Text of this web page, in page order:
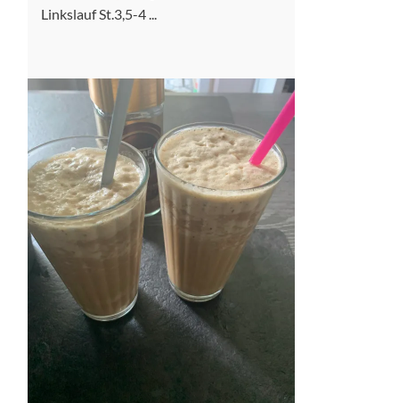
Linkslauf St.3,5-4 ...